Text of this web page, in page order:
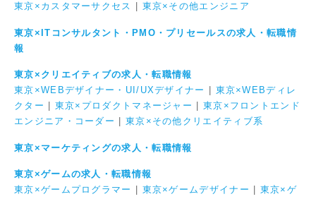
東京×カスタマーサクセス
東京×その他エンジニア
東京×ITコンサルタント・PMO・プリセールスの求人・転職情
報
東京×クリエイティブの求人・転職情報
東京×WEBデザイナー・UI/UXデザイナー
東京×WEBディレ
クター
東京×プロダクトマネージャー
東京×フロントエンド
エンジニア・コーダー
東京×その他クリエイティブ系
東京×マーケティングの求人・転職情報
東京×ゲームの求人・転職情報
東京×ゲームプログラマー
東京×ゲームデザイナー
東京×ゲ